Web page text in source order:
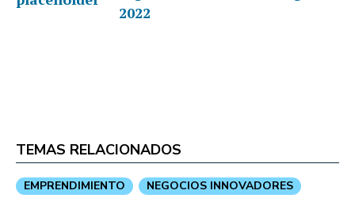
2022
TEMAS RELACIONADOS
EMPRENDIMIENTO
NEGOCIOS INNOVADORES